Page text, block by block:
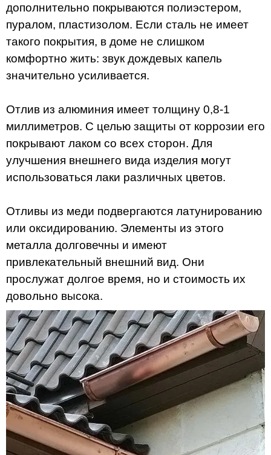
дополнительно покрываются полиэстером,
пуралом, пластизолом. Если сталь не имеет
такого покрытия, в доме не слишком
комфортно жить: звук дождевых капель
значительно усиливается.
Отлив из алюминия имеет толщину 0,8-1
миллиметров. С целью защиты от коррозии его
покрывают лаком со всех сторон. Для
улучшения внешнего вида изделия могут
использоваться лаки различных цветов.
Отливы из меди подвергаются латунированию
или оксидированию. Элементы из этого
металла долговечны и имеют
привлекательный внешний вид. Они
прослужат долгое время, но и стоимость их
довольно высока.